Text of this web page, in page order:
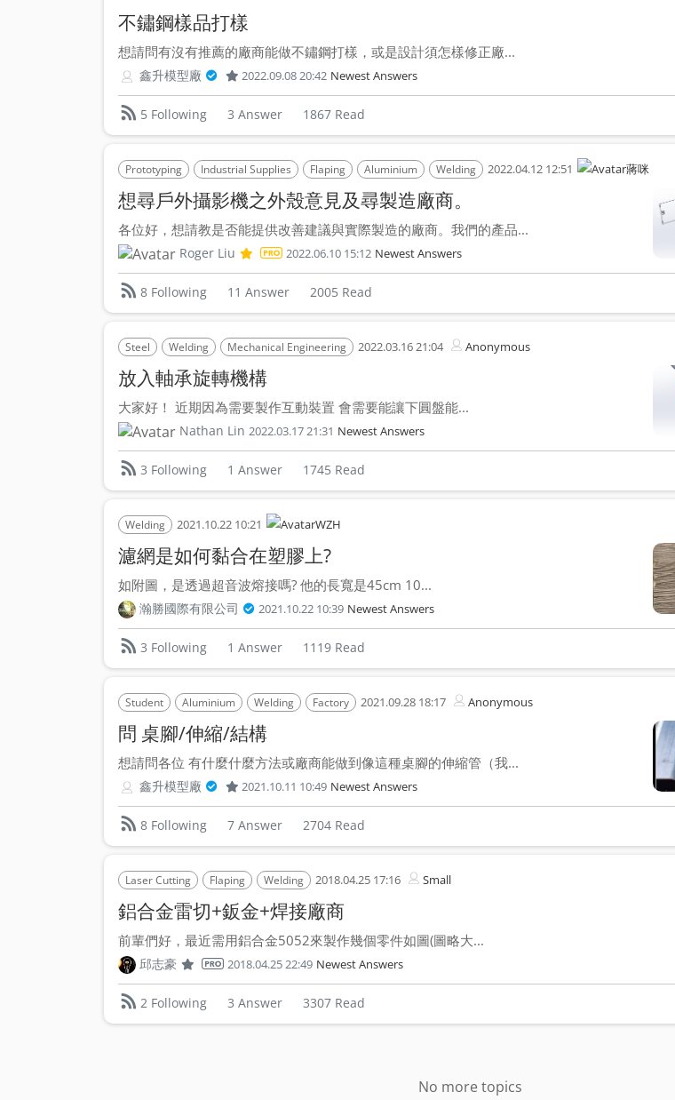
不鏽鋼樣品打樣
想請問有沒有推薦的廠商能做不鏽鋼打樣，或是設計須怎樣修正廠...
鑫升模型廠 2022.09.08 20:42 Newest Answers
5 Following 3 Answer 1867 Read
Prototyping Industrial Supplies Flaping Aluminium Welding 2022.04.12 12:51 蔣咪
想尋戶外攝影機之外殼意見及尋製造廠商。
各位好，想請教是否能提供改善建議與實際製造的廠商。我們的產品...
Roger Liu 2022.06.10 15:12 Newest Answers
8 Following 11 Answer 2005 Read
Steel Welding Mechanical Engineering 2022.03.16 21:04 Anonymous
放入軸承旋轉機構
大家好！ 近期因為需要製作互動裝置 會需要能讓下圓盤能...
Nathan Lin 2022.03.17 21:31 Newest Answers
3 Following 1 Answer 1745 Read
Welding 2021.10.22 10:21 WZH
濾網是如何黏合在塑膠上?
如附圖，是透過超音波熔接嗎? 他的長寬是45cm 10...
瀚勝國際有限公司 2021.10.22 10:39 Newest Answers
3 Following 1 Answer 1119 Read
Student Aluminium Welding Factory 2021.09.28 18:17 Anonymous
問 桌腳/伸縮/結構
想請問各位 有什麼什麼方法或廠商能做到像這種桌腳的伸縮管（我...
鑫升模型廠 2021.10.11 10:49 Newest Answers
8 Following 7 Answer 2704 Read
Laser Cutting Flaping Welding 2018.04.25 17:16 Small
鋁合金雷切+鈑金+焊接廠商
前輩們好，最近需用鋁合金5052來製作幾個零件如圖(圖略大...
邱志豪 2018.04.25 22:49 Newest Answers
2 Following 3 Answer 3307 Read
No more topics